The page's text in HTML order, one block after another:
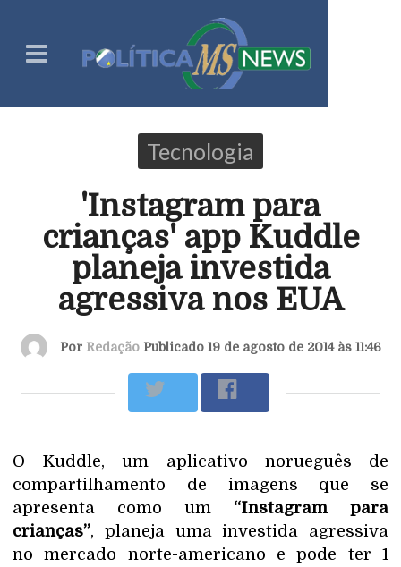
Tecnologia
'Instagram para
crianças' app Kuddle
planeja investida
agressiva nos EUA
Por RedaçãoPublicado 19 de agosto de 2014 às 11:46
O Kuddle, um aplicativo norueguês de
compartilhamento de imagens que se
apresenta como um “Instagram para
crianças”, planeja uma investida agressiva
no mercado norte-americano e pode ter 1